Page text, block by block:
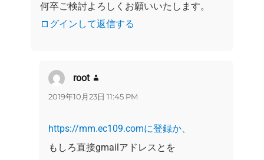
何卒ご検討よろしくお願いいたします。
ログインして返信する
root
り:
2019年10月23日 11:45 PM
https://mm.ec109.comに登録か、
もしろ直接gmailアドレスとを